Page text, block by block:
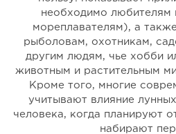
необходимо любителям
мореплавателям), а
рыболовам, охотникам,
другим людям, чье хобби
животным и растительным
Кроме того, многие
учитывают влияние
человека, когда планируют
набирают